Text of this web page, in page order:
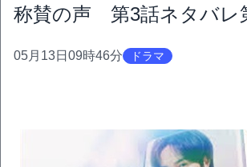
称賛の声 第3話ネタバレ
05月13日09時46分 ドラマ